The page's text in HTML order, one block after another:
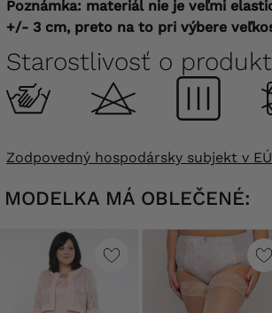
Poznámka: materiál nie je veľmi
+/- 3 cm, preto na to pri výbere
Starostlivosť o produkt
Zodpovedný hospodársky subjekt v EÚ
MODELKA MÁ OBLEČENÉ: